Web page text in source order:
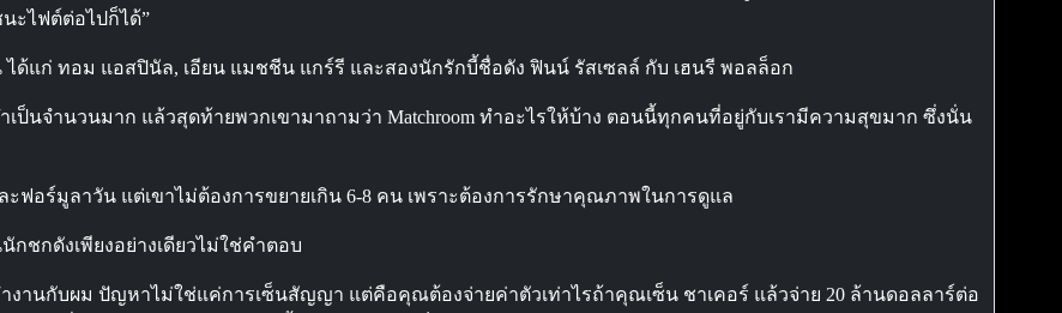
ะไฟต์ต่อไปก็ได้”
ได้แก่ ทอม แอสปินัล, เอียน แมชชีน แกร์รี และสองนักรักบี้ชื่อดัง ฟินน์ รัสเซลล์ กับ เฮนรี พอลล็อก
ป็นจำนวนมาก แล้วสุดท้ายพวกเขามาถามว่า Matchroom ทำอะไรให้บ้าง ตอนนี้ทุกคนที่อยู่กับเรามีความสุขมาก ซึ่งนั่น
ฟอร์มูลาวัน แต่เขาไม่ต้องการขยายเกิน 6-8 คน เพราะต้องการรักษาคุณภาพในการดูแล
กชกดังเพียงอย่างเดียวไม่ใช่คำตอบ
งานกับผม ปัญหาไม่ใช่แค่การเซ็นสัญญา แต่คือคุณต้องจ่ายค่าตัวเท่าไรถ้าคุณเซ็น ชาเคอร์ แล้วจ่าย 20 ล้านดอลลาร์ต่อ